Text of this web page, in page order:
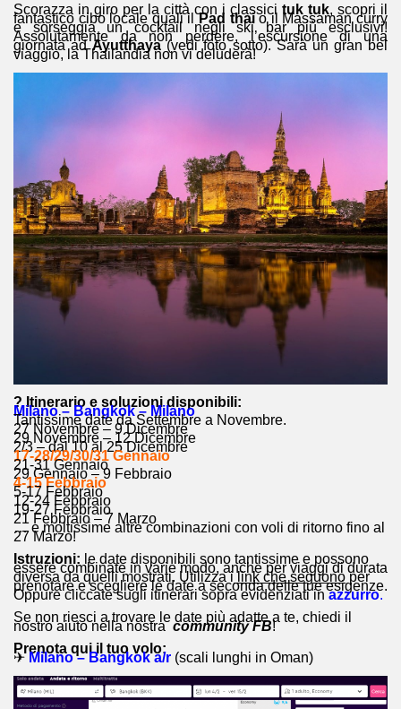
Scorazza in giro per la città con i classici tuk tuk, scopri il
fantastico cibo locale quali ilPad thaio il Massaman curry
e sorseggia un cocktail negli ski bar più esclusivi!
Assolutamente da non perdere, l’escursione di una
giornata adAyutthaya(vedi foto sotto). Sarà un gran bel
viaggio, la Thailandia non vi deluderà!
? Itinerario e soluzioni disponibili:
Milano – Bangkok – Milano
Tantissime date da Settembre a Novembre.
27 Novembre – 9 Dicembre
29 Novembre – 12 Dicembre
2/3 – dal 10 al 25 Dicembre
17-28/29/30/31 Gennaio
21-31 Gennaio
29 Gennaio – 9 Febbraio
4-15 Febbraio
5-17 Febbraio
12-24 Febbraio
19-27 Febbraio
21 Febbraio – 7 Marzo
… e moltissime altre combinazioni con voli di ritorno fino al
27 Marzo!
Istruzioni: le date disponibili sono tantissime e possono
essere combinate in varie modo, anche per viaggi di durata
diversa da quelli mostrati. Utilizza ilink che seguonoper
prenotare e scegliere le date a seconda delle tue esigenze.
Oppure cliccate sugli itinerari sopra evidenziati inazzurro.
Se non riesci a trovare le date più adatte a te, chiedi il
nostro aiuto nella nostracommunity FB!
Prenota qui il tuo volo:
✈ Milano – Bangkok a/r (scali lunghi in Oman)